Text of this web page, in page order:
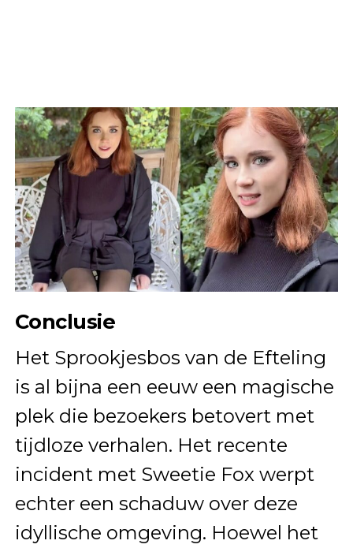
Conclusie
Het Sprookjesbos van de Efteling
is al bijna een eeuw een magische
plek die bezoekers betovert met
tijdloze verhalen. Het recente
incident met Sweetie Fox werpt
echter een schaduw over deze
idyllische omgeving. Hoewel het